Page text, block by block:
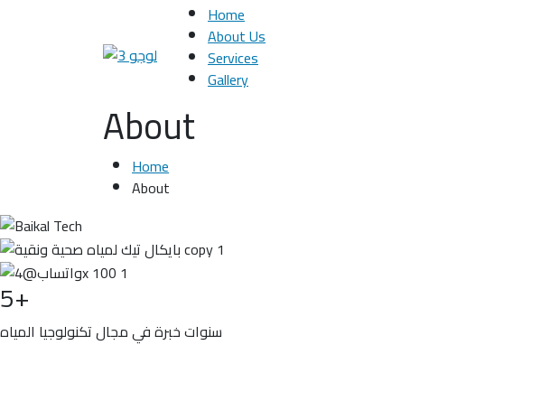
Home
About Us
Services
Gallery
About
Home
About
5+
سنوات خبرة في مجال تكنولوجيا المياه